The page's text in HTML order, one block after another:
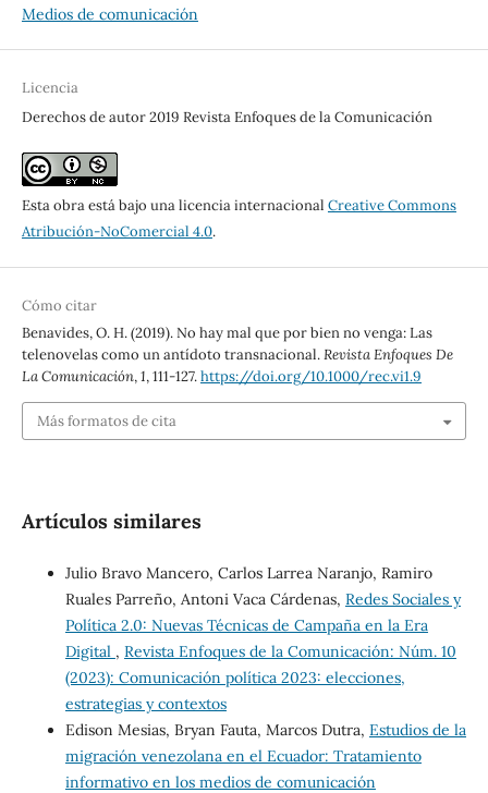
Medios de comunicación
Licencia
Derechos de autor 2019 Revista Enfoques de la Comunicación
Esta obra está bajo una licencia internacional Creative Commons
Atribución-NoComercial 4.0.
Cómo citar
Benavides, O. H. (2019). No hay mal que por bien no venga: Las
telenovelas como un antídoto transnacional.Revista Enfoques De
La Comunicación,1, 111-127.https://doi.org/10.1000/rec.vi1.9
Más formatos de cita
Artículos similares
Julio Bravo Mancero, Carlos Larrea Naranjo, Ramiro
Ruales Parreño, Antoni Vaca Cárdenas, Redes Sociales y
Política 2.0: Nuevas Técnicas de Campaña en la Era
Digital , Revista Enfoques de la Comunicación: Núm. 10
(2023): Comunicación política 2023: elecciones,
estrategias y contextos
Edison Mesias, Bryan Fauta, Marcos Dutra, Estudios de la
migración venezolana en el Ecuador: Tratamiento
informativo en los medios de comunicación